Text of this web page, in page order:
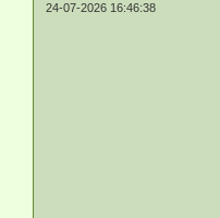
24-07-2026 16:46:38